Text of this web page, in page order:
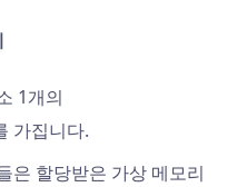
1개의
가집니다.
은 할당받은 가상 메모리